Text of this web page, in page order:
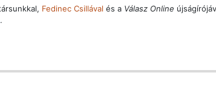
Fedinec Csillával és a Válasz Online
.